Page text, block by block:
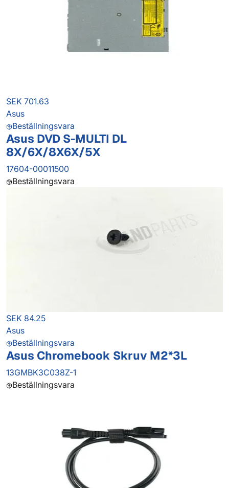
SEK 701.63
Asus
Beställningsvara
Asus DVD S-MULTI DL
8X/6X/8X6X/5X
17604-00011500
Beställningsvara
SEK 84.25
Asus
Beställningsvara
Asus Chromebook Skruv M2*3L
13GMBK3C038Z-1
Beställningsvara